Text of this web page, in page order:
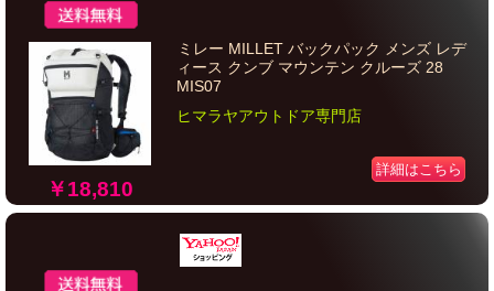
￥18,810
ミレー MILLET バックパック メンズ レデ
ィース クンブ マウンテン クルーズ 28
MIS07
ヒマラヤアウトドア専門店
詳細はこちら